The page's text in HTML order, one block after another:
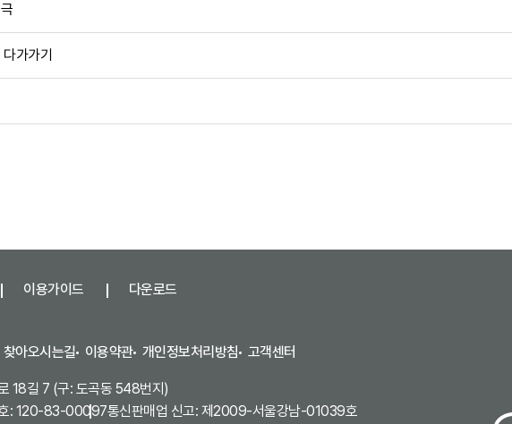
가가기
이용가이드 다운로드
찾아오시는길 이용약관 개인정보처리방침 고객센터
18길 7 (구: 도곡동 548번지)
: 120-83-00097통신판매업 신고: 제2009-서울강남-01039호